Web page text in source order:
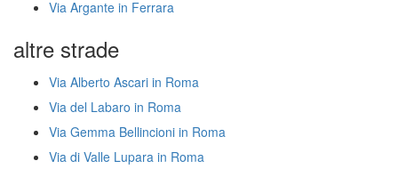
Via Argante in Ferrara
altre strade
Via Alberto Ascari in Roma
Via del Labaro in Roma
Via Gemma Bellincioni in Roma
Via di Valle Lupara in Roma